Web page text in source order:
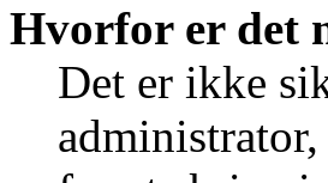
Hvorfor er det
Det er ikke